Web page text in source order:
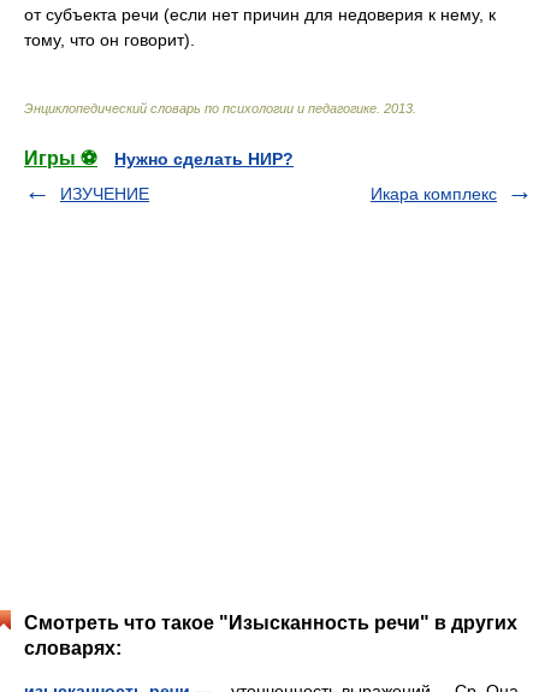
от субъекта речи (если нет причин для недоверия к нему, к
тому, что он говорит).
Энциклопедический словарь по психологии и педагогике 2013
Игры ⚽
Нужно сделать НИР?
ИЗУЧЕНИЕ
Икара комплекс
Смотреть что такое "Изысканность речи" в других
словарях: